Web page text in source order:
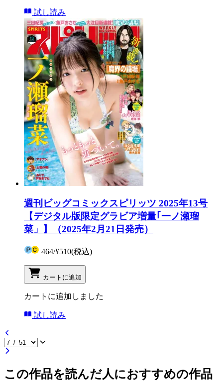
試し読み
週刊ビッグコミックスピリッツ 2025年13号
【デジタル版限定グラビア増量｢一ノ瀬瑠
菜」】（2025年2月21日発売）
464/¥510(税込)
カートに追加
カートに追加しました
試し読み
この作品を読んだ人におすすめの作品